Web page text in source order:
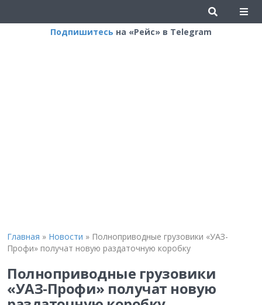
Подпишитесь на «Рейс» в Telegram
Главная » Новости » Полноприводные грузовики «УАЗ-
Профи» получат новую раздаточную коробку
Полноприводные грузовики
«УАЗ-Профи» получат новую